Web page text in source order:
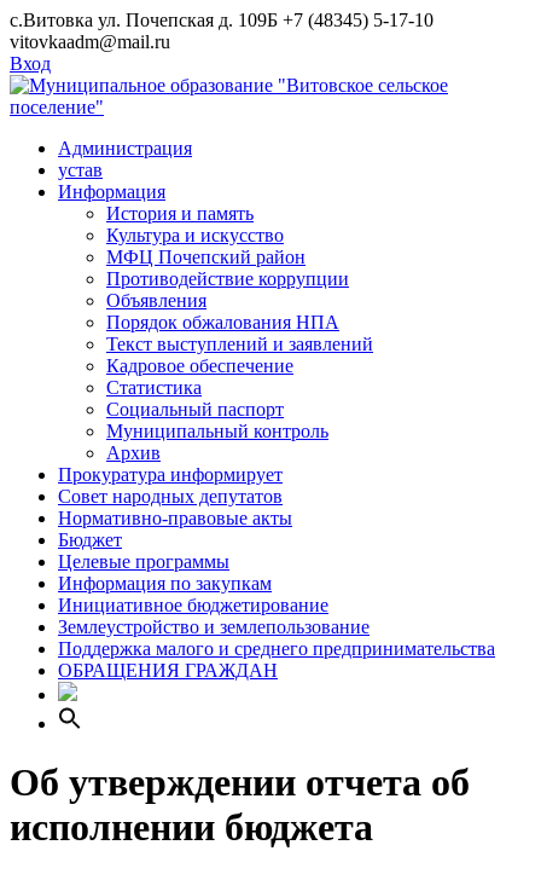
Skip
to
content
с.Витовка ул. Почепская д. 109Б +7 (48345) 5-17-10
vitovkaadm@mail.ru
Вход
Администрация
устав
Информация
История и память
Культура и искусство
МФЦ Почепский район
Противодействие коррупции
Объявления
Порядок обжалования НПА
Текст выступлений и заявлений
Кадровое обеспечение
Статистика
Социальный паспорт
Муниципальный контроль
Архив
Прокуратура информирует
Совет народных депутатов
Нормативно-правовые акты
Бюджет
Целевые программы
Информация по закупкам
Инициативное бюджетирование
Землеустройство и землепользование
Поддержка малого и среднего предпринимательства
ОБРАЩЕНИЯ ГРАЖДАН
Об утверждении отчета об
исполнении бюджета